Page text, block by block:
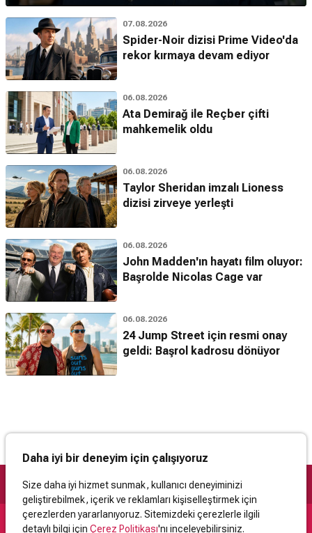
07.08.2026
Spider-Noir dizisi Prime Video'da
rekor kırmaya devam ediyor
06.08.2026
Ata Demirağ ile Reçber çifti
mahkemelik oldu
06.08.2026
Taylor Sheridan imzalı Lioness
dizisi zirveye yerleşti
06.08.2026
John Madden'ın hayatı film oluyor:
Başrolde Nicolas Cage var
06.08.2026
24 Jump Street için resmi onay
geldi: Başrol kadrosu dönüyor
Daha iyi bir deneyim için çalışıyoruz
Size daha iyi hizmet sunmak, kullanıcı deneyiminizi
geliştirebilmek, içerik ve reklamları kişiselleştirmek için
çerezlerden yararlanıyoruz. Sitemizdeki çerezlerle ilgili
detaylı bilgi için Çerez Politikası'nı inceleyebilirsiniz.